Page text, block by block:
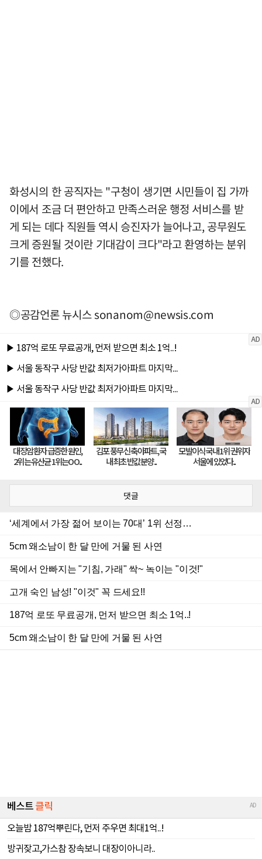
화성시의 한 공직자는 "구청이 생기면 시민들이 집 가까
이에서 조금 더 편안하고 만족스러운 행정 서비스를 받
게 되는 데다 직원들 역시 승진자가 늘어나고, 공무원도
크게 증원될 것이란 기대감이 크다"라고 환영하는 분위
기를 전했다.
◎공감언론 뉴시스sonanom@newsis.com
댓글